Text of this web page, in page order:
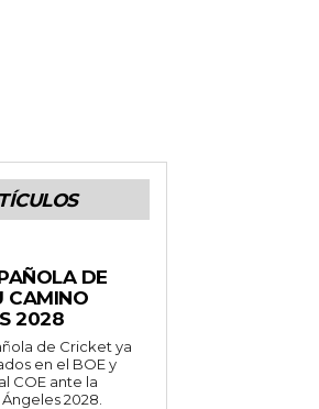
DE
CAMINO
2028
de Cricket ya
en el BOE y
COE ante la
2028.